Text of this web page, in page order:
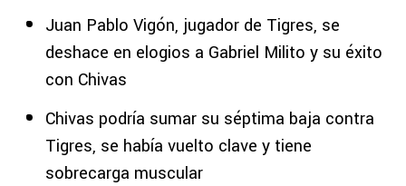
Juan Pablo Vigón, jugador de Tigres, se
deshace en elogios a Gabriel Milito y su éxito
con Chivas
Chivas podría sumar su séptima baja contra
Tigres, se había vuelto clave y tiene
sobrecarga muscular